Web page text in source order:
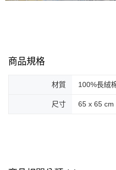
商品規格
材質 100%長絨
尺寸 65 x 65 cm